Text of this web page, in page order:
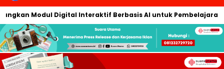
Modul Digital Interaktif Berbasis AI untuk Pembelajaran